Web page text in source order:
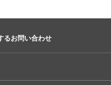
るお問い合わせ